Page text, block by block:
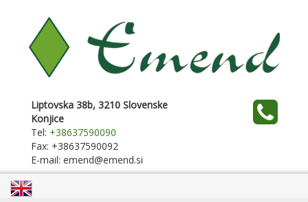
Liptovska 38b, 3210 Slovenske
Konjice
Tel: +38637590090
Fax: +38637590092
E-mail: emend@emend.si